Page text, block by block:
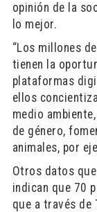
opinión de la
lo mejor.
“Los millones
tienen la
plataformas
ellos
medio
de género,
animales, por
Otros datos
indican que 70
que a través de